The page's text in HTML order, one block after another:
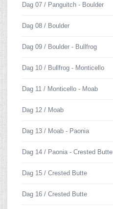
Dag 07 / Panguitch - Boulder
Dag 08 / Boulder
Dag 09 / Boulder - Bullfrog
Dag 10 / Bullfrog - Monticello
Dag 11 / Monticello - Moab
Dag 12 / Moab
Dag 13 / Moab - Paonia
Dag 14 / Paonia - Crested Butte
Dag 15 / Crested Butte
Dag 16 / Crested Butte